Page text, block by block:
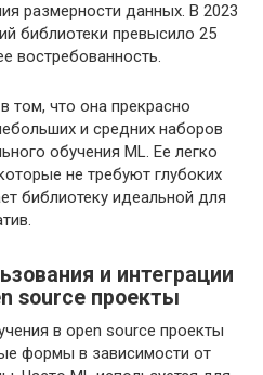
размерности данных. В 2023
библиотеки превысило 25
востребованность.
том, что она прекрасно
и средних наборов
обучения ML. Ее легко
не требуют глубоких
библиотеку идеальной для
и интеграции
source проекты
в open source проекты
формы в зависимости от